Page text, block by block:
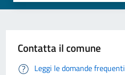
Contatta il comune
Leggi le domande frequenti